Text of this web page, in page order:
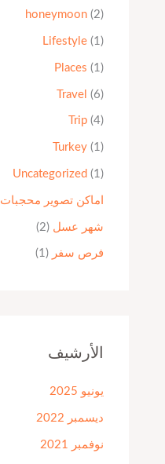
honeymoon (2)
Lifestyle (1)
Places (1)
Travel (6)
Trip (4)
Turkey (1)
Uncategorized (1)
اماكن تصوير محجبات
شهر عسل (2)
فرص سفر (1)
الأرشيف
يونيو 2025
ديسمبر 2022
نوفمبر 2021